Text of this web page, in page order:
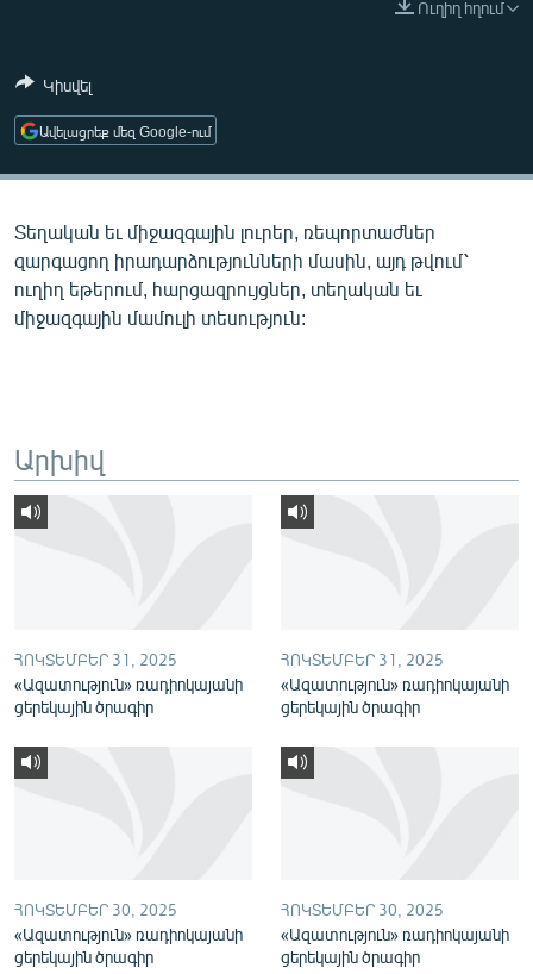
ՄԵԿՆԱԲԱՆՈՒԹՅՈՒՆ
ԿՈՐՈՆԱՎԻՐՈՒՍ
ԱՐԽԻՎ
ՏԵՍԱՆՅՈՒԹԵՐ
ՓՈԴՔԱՍԹ
Հայերեն
ՀԵՏԵՎԵՔ ՄԵԶ
Ուղիղ հղում
Կիսվել
Ավելացրեք մեզ Google-ում
Տեղական եւ միջազգային լուրեր, ռեպորտաժներ
զարգացող իրադարձությունների մասին, այդ թվում՝
ուղիղ եթերում, հարցազրույցներ, տեղական եւ
միջազգային մամուլի տեսություն:
Արխիվ
ՀՈԿՏԵՄԲԵՐ 31, 2025
«Ազատություն» ռադիոկայանի
ցերեկային ծրագիր
ՀՈԿՏԵՄԲԵՐ 31, 2025
«Ազատություն» ռադիոկայանի
ցերեկային ծրագիր
ՀՈԿՏԵՄԲԵՐ 30, 2025
«Ազատություն» ռադիոկայանի
ցերեկային ծրագիր
ՀՈԿՏԵՄԲԵՐ 30, 2025
«Ազատություն» ռադիոկայանի
ցերեկային ծրագիր